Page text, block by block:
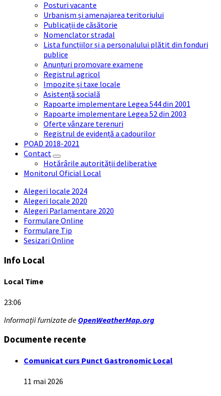
Posturi vacante
Urbanism și amenajarea teritoriului
Publicații de căsătorie
Nomenclator stradal
Lista funcțiilor și a personalului plătit din fonduri
publice
Anunțuri promovare examene
Registrul agricol
Impozite și taxe locale
Asistență socială
Rapoarte implementare Legea 544 din 2001
Rapoarte implementare Legea 52 din 2003
Oferte vânzare terenuri
Registrul de evidență a cadourilor
POAD 2018-2021
Contact
Hotărârile autorității deliberative
Monitorul Oficial Local
Alegeri locale 2024
Alegeri locale 2020
Alegeri Parlamentare 2020
Formulare Online
Formulare Tip
Sesizari Online
Info Local
Local Time
23:06
Informații furnizate de OpenWeatherMap.org
Documente recente
Comunicat curs Punct Gastronomic Local
11 mai 2026